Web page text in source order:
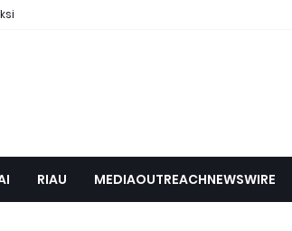
RIAU MEDIAOUTREACHNEWSWIRE